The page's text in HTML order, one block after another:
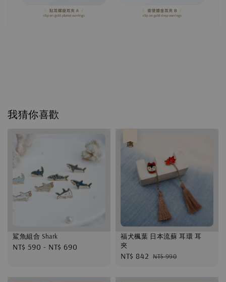
我猜你喜歡
鯊魚組合 Shark
Regular
NT$ 590 - NT$ 690
福犬楓葉 日本流蘇 耳環 耳
夾
Sale
NT$ 842 Regular
NT$ 990